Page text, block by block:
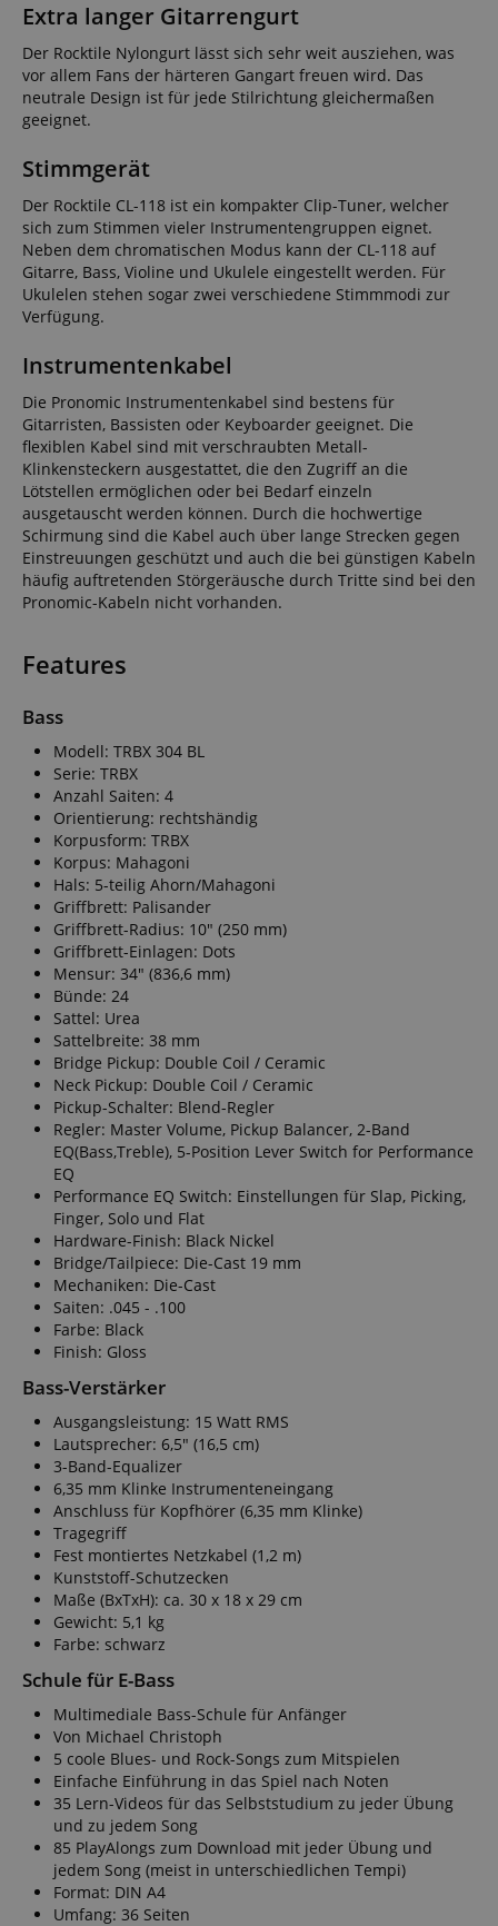
Extra langer Gitarrengurt
Der Rocktile Nylongurt lässt sich sehr weit ausziehen, was
vor allem Fans der härteren Gangart freuen wird. Das
neutrale Design ist für jede Stilrichtung gleichermaßen
geeignet.
Stimmgerät
Der Rocktile CL-118 ist ein kompakter Clip-Tuner, welcher
sich zum Stimmen vieler Instrumentengruppen eignet.
Neben dem chromatischen Modus kann der CL-118 auf
Gitarre, Bass, Violine und Ukulele eingestellt werden. Für
Ukulelen stehen sogar zwei verschiedene Stimmmodi zur
Verfügung.
Instrumentenkabel
Die Pronomic Instrumentenkabel sind bestens für
Gitarristen, Bassisten oder Keyboarder geeignet. Die
flexiblen Kabel sind mit verschraubten Metall-
Klinkensteckern ausgestattet, die den Zugriff an die
Lötstellen ermöglichen oder bei Bedarf einzeln
ausgetauscht werden können. Durch die hochwertige
Schirmung sind die Kabel auch über lange Strecken gegen
Einstreuungen geschützt und auch die bei günstigen Kabeln
häufig auftretenden Störgeräusche durch Tritte sind bei den
Pronomic-Kabeln nicht vorhanden.
Features
Bass
Modell: TRBX 304 BL
Serie: TRBX
Anzahl Saiten: 4
Orientierung: rechtshändig
Korpusform: TRBX
Korpus: Mahagoni
Hals: 5-teilig Ahorn/Mahagoni
Griffbrett: Palisander
Griffbrett-Radius: 10" (250 mm)
Griffbrett-Einlagen: Dots
Mensur: 34" (836,6 mm)
Bünde: 24
Sattel: Urea
Sattelbreite: 38 mm
Bridge Pickup: Double Coil / Ceramic
Neck Pickup: Double Coil / Ceramic
Pickup-Schalter: Blend-Regler
Regler: Master Volume, Pickup Balancer, 2-Band
EQ(Bass,Treble), 5-Position Lever Switch for Performance
EQ
Performance EQ Switch: Einstellungen für Slap, Picking,
Finger, Solo und Flat
Hardware-Finish: Black Nickel
Bridge/Tailpiece: Die-Cast 19 mm
Mechaniken: Die-Cast
Saiten: .045 - .100
Farbe: Black
Finish: Gloss
Bass-Verstärker
Ausgangsleistung: 15 Watt RMS
Lautsprecher: 6,5" (16,5 cm)
3-Band-Equalizer
6,35 mm Klinke Instrumenteneingang
Anschluss für Kopfhörer (6,35 mm Klinke)
Tragegriff
Fest montiertes Netzkabel (1,2 m)
Kunststoff-Schutzecken
Maße (BxTxH): ca. 30 x 18 x 29 cm
Gewicht: 5,1 kg
Farbe: schwarz
Schule für E-Bass
Multimediale Bass-Schule für Anfänger
Von Michael Christoph
5 coole Blues- und Rock-Songs zum Mitspielen
Einfache Einführung in das Spiel nach Noten
35 Lern-Videos für das Selbststudium zu jeder Übung
und zu jedem Song
85 PlayAlongs zum Download mit jeder Übung und
jedem Song (meist in unterschiedlichen Tempi)
Format: DIN A4
Umfang: 36 Seiten